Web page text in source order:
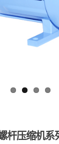
杆压缩机系